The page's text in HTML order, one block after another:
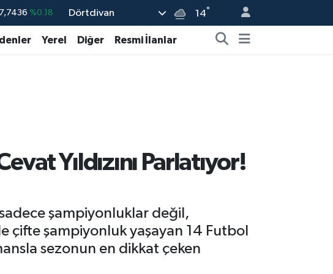
%0.18
%0.32
Dörtdivan 14°
Yerel Diğer Resmi İlanlar
Yıldızını Parlatıyor!
şampiyonluklar değil,
çifte şampiyonluk yaşayan 14 Futbol
sezonun en dikkat çeken